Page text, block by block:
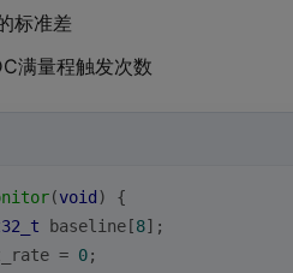
标准差
满量程触发次数
(void )
{
baseline[8];
= 0;